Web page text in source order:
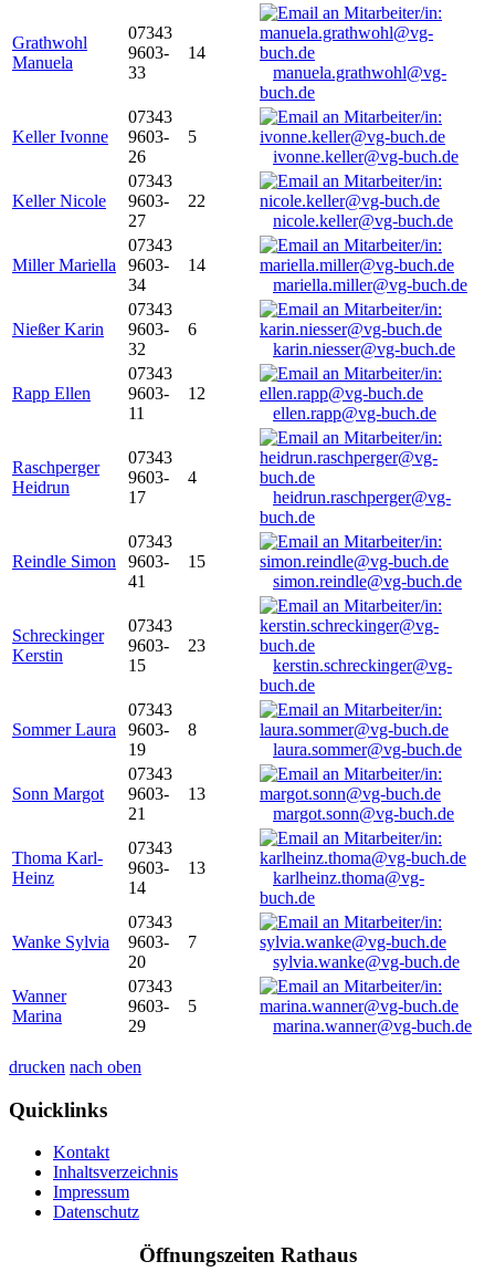
Grathwohl
Manuela
07343
9603-
33
14
manuela.grathwohl@vg-
buch.de
Keller Ivonne
07343
9603-
26
5
ivonne.keller@vg-buch.de
Keller Nicole
07343
9603-
27
22
nicole.keller@vg-buch.de
Miller Mariella
07343
9603-
34
14
mariella.miller@vg-buch.de
Nießer Karin
07343
9603-
32
6
karin.niesser@vg-buch.de
Rapp Ellen
07343
9603-
11
12
ellen.rapp@vg-buch.de
Raschperger
Heidrun
07343
9603-
17
4
heidrun.raschperger@vg-
buch.de
Reindle Simon
07343
9603-
41
15
simon.reindle@vg-buch.de
Schreckinger
Kerstin
07343
9603-
15
23
kerstin.schreckinger@vg-
buch.de
Sommer Laura
07343
9603-
19
8
laura.sommer@vg-buch.de
Sonn Margot
07343
9603-
21
13
margot.sonn@vg-buch.de
Thoma Karl-
Heinz
07343
9603-
14
13
karlheinz.thoma@vg-
buch.de
Wanke Sylvia
07343
9603-
20
7
sylvia.wanke@vg-buch.de
Wanner
Marina
07343
9603-
29
5
marina.wanner@vg-buch.de
drucken nach oben
Quicklinks
Kontakt
Inhaltsverzeichnis
Impressum
Datenschutz
Öffnungszeiten Rathaus